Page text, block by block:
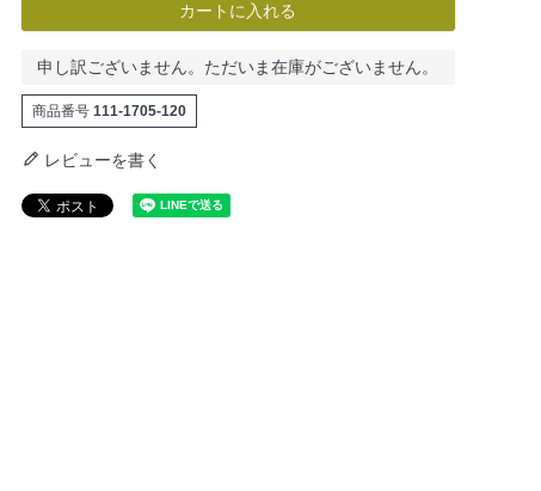
カートに入れる
申し訳ございません。ただいま在庫がございません。
商品番号 111-1705-120
レビューを書く